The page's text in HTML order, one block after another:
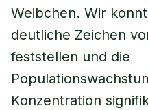
Weibchen. Wir
deutliche Zeichen
feststellen und die
Konzentration